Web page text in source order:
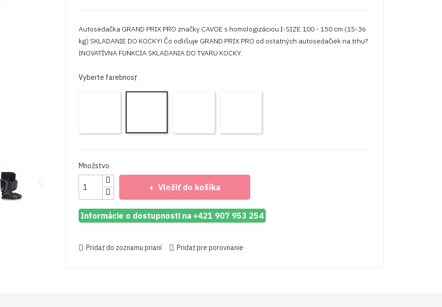
Autosedačka GRAND PRIX PRO značky CAVOE s homologizáciou I-SIZE 100 - 150 cm (15-36
kg) SKLADANIE DO KOCKY! Čo odlišuje GRAND PRIX PRO od ostatných autosedačiek na trhu?
INOVATÍVNA FUNKCIA SKLADANIA DO TVARU KOCKY.
Vyberte farebnosť
Forest
Iron
Meteorite
Taupe
Množstvo
Vložiť do košíka
Informácie o dostupnosti na +421 907 953 254
Pridať do zoznamu prianí Pridať pre porovnanie